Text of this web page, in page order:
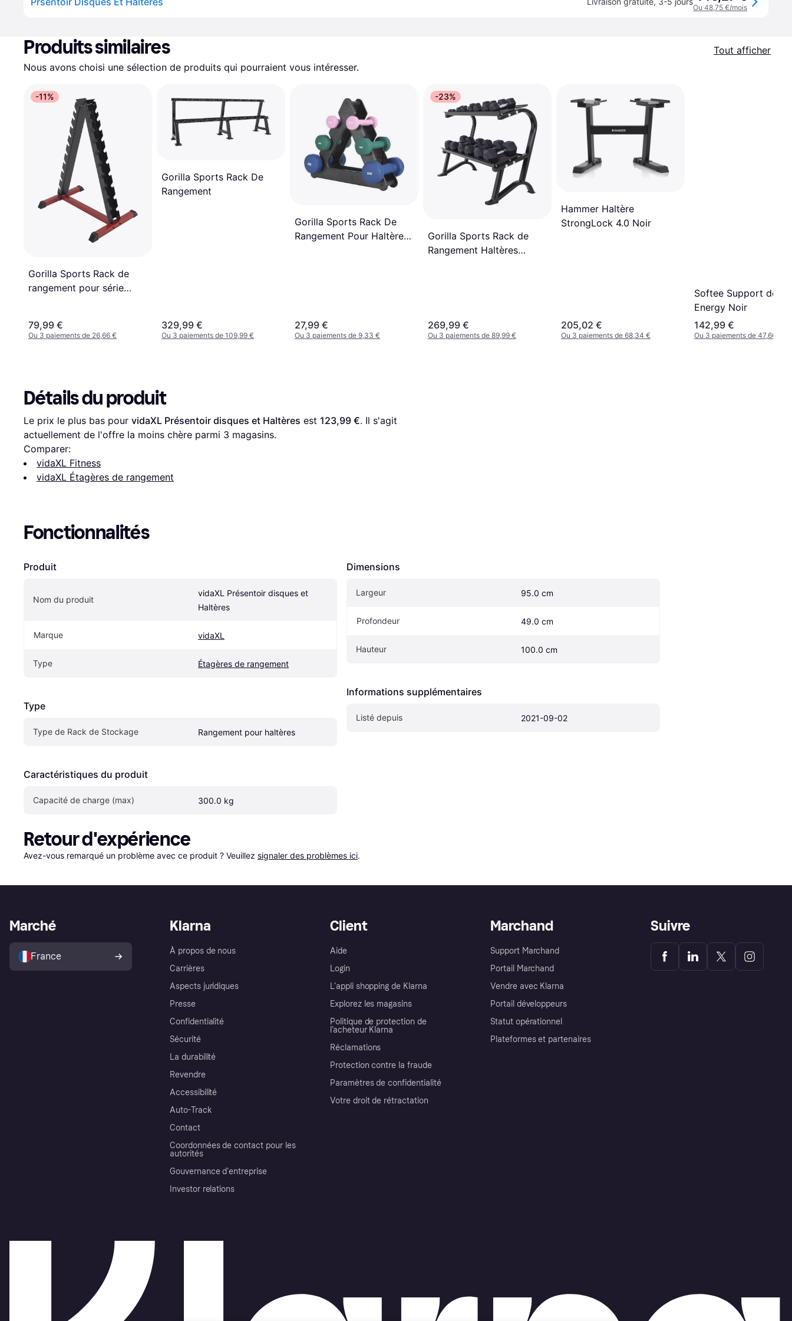
Ou 48,75 €/mois
Produits similaires
Tout afficher
Nous avons choisi une sélection de produits qui pourraient vous intéresser.
-11%
Gorilla Sports Rack de
rangement pour série
79,99 €
Ou 3 paiements de 26,66 €
Gorilla Sports Rack De
Rangement
329,99 €
Ou 3 paiements de 109,99 €
Gorilla Sports Rack De
Rangement Pour Haltères
27,99 €
Ou 3 paiements de 9,33 €
-23%
Gorilla Sports Rack de
Rangement Haltères
269,99 €
Ou 3 paiements de 89,99 €
Hammer Haltère
StrongLock 4.0 Noir
205,02 €
Ou 3 paiements de 68,34 €
Softee Support de
Energy Noir
142,99 €
Ou 3 paiements de 47,66 €
Détails du produit
Le prix le plus bas pour vidaXL Présentoir disques et Haltères est 123,99 €. Il s'agit
actuellement de l'offre la moins chère parmi 3 magasins.
Comparer:
vidaXL Fitness
vidaXL Étagères de rangement
Fonctionnalités
Produit
Nom du produit
vidaXL Présentoir disques et
Haltères
Marque vidaXL
Type Étagères de rangement
Type
Type de Rack de Stockage Rangement pour haltères
Caractéristiques du produit
Capacité de charge (max) 300.0 kg
Dimensions
Largeur 95.0 cm
Profondeur 49.0 cm
Hauteur 100.0 cm
Informations supplémentaires
Listé depuis 2021-09-02
Retour d'expérience
Avez-vous remarqué un problème avec ce produit ? Veuillez signaler des problèmes ici.
Klarna
À propos de nous
Carrières
Aspects juridiques
Presse
Confidentialité
Sécurité
La durabilité
Revendre
Accessibilité
Auto-Track
Contact
Coordonnées de contact pour les
autorités
Gouvernance d’entreprise
Investor relations
Client
Aide
Login
L'appli shopping de Klarna
Explorez les magasins
Politique de protection de
l’acheteur Klarna
Réclamations
Protection contre la fraude
Paramètres de confidentialité
Votre droit de rétractation
Marchand
Support Marchand
Portail Marchand
Vendre avec Klarna
Portail développeurs
Statut opérationnel
Plateformes et partenaires
Marché
France
Suivre